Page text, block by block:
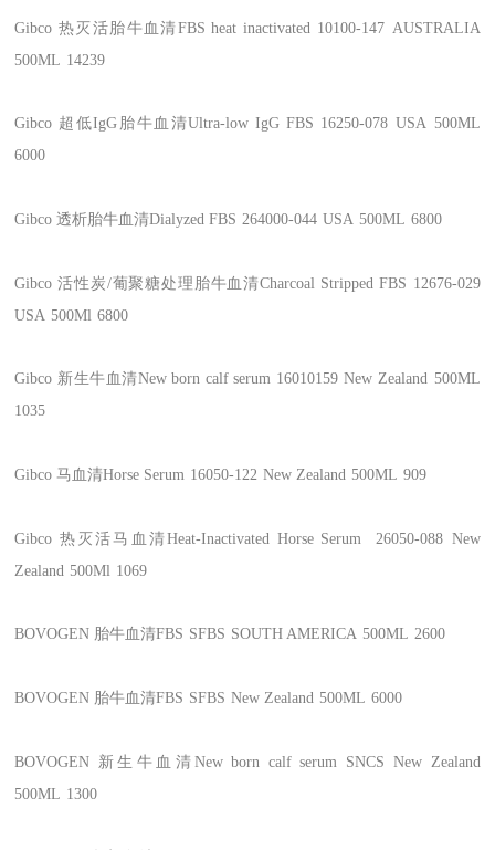
Gibco 热灭活胎牛血清FBS heat inactivated 10100-147 AUSTRALIA
500ML 14239
Gibco 超低IgG胎牛血清Ultra-low IgG FBS 16250-078 USA 500ML
6000
Gibco透析胎牛血清Dialyzed FBS 264000-044 USA 500ML 6800
Gibco活性炭/葡聚糖处理胎牛血清Charcoal Stripped FBS 12676-029
USA 500Ml 6800
Gibco 新生牛血清New born calf serum 16010159 New Zealand 500ML
1035
Gibco马血清Horse Serum 16050-122 New Zealand 500ML 909
Gibco 热灭活马血清Heat-Inactivated Horse Serum 26050-088 New
Zealand 500Ml 1069
BOVOGEN 胎牛血清FBS SFBS SOUTH AMERICA 500ML 2600
BOVOGEN 胎牛血清FBS SFBS New Zealand 500ML 6000
BOVOGEN 新生牛血清New born calf serum SNCS
New Zealand
500ML 1300